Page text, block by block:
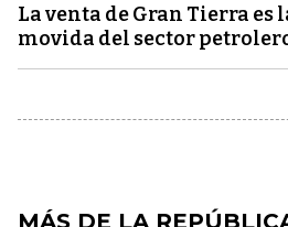
La venta de Gran Tierra es
movida del sector
MÁS DE LA